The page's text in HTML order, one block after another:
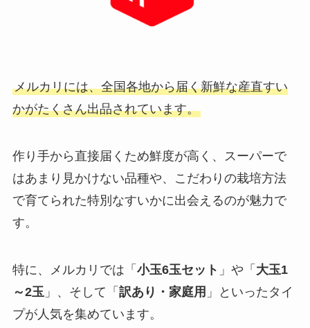
メルカリには、全国各地から届く新鮮な産直すい
かがたくさん出品されています。
作り手から直接届くため鮮度が高く、スーパーで
はあまり見かけない品種や、こだわりの栽培方法
で育てられた特別なすいかに出会えるのが魅力で
す。
特に、メルカリでは「 小玉6玉セット 」や「 大玉1
～2玉 」、そして「 訳あり・家庭用 」といったタイ
プが人気を集めています。